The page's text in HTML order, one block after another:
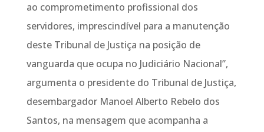
ao comprometimento profissional dos
servidores, imprescindível para a manutenção
deste Tribunal de Justiça na posição de
vanguarda que ocupa no Judiciário Nacional”,
argumenta o presidente do Tribunal de Justiça,
desembargador Manoel Alberto Rebelo dos
Santos, na mensagem que acompanha a